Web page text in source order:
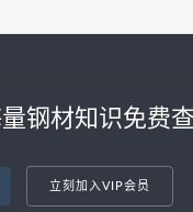
钢材知识免费
立刻加入VIP会员